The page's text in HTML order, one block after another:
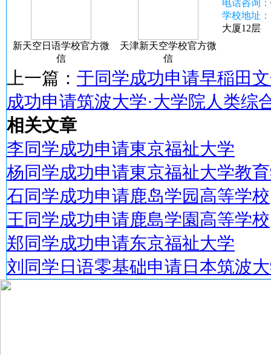
新天空日语学校官方微
信
天津新天空学校官方微
信
电话咨询：
学校地址：
大厦12层
上一篇： 于同学成功申请早稲田
成功申请筑波大学·大学院人类综
相关文章
李同学成功申请東京福祉大学
杨同学成功申请東京福祉大学教
石同学成功申请鹿岛学园高等学校
王同学成功申请鹿島学園高等学校
郑同学成功申请东京福祉大学
刘同学日语零基础申请日本筑波